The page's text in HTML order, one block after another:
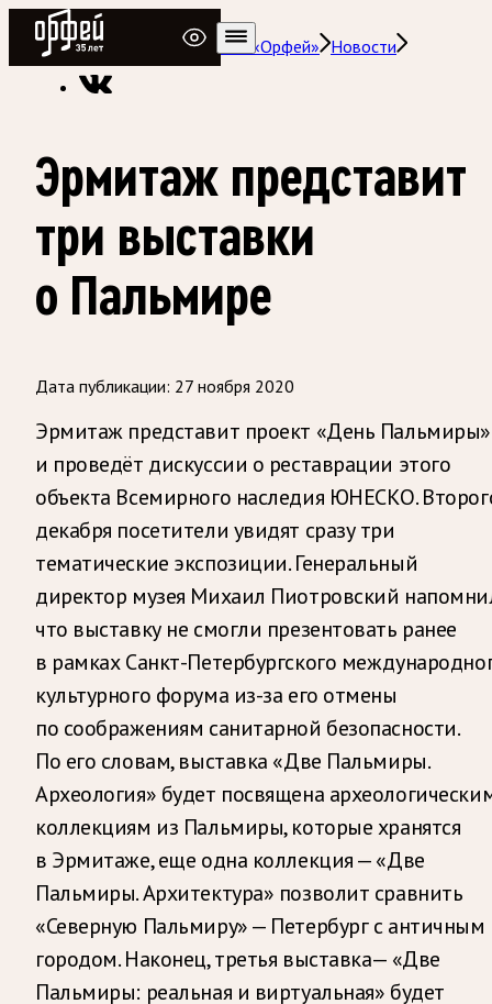
Радио Орфей
Радио классической музыки «Орфей» Новости
Эрмитаж представит
три выставки
о Пальмире
Дата публикации: 27 ноября 2020
Эрмитаж представит проект «День Пальмиры»
и проведёт дискуссии о реставрации этого
объекта Всемирного наследия ЮНЕСКО.
декабря посетители увидят сразу три
тематические экспозиции. Генеральный
директор музея Михаил Пиотровский
что выставку не смогли презентовать ранее
в рамках Санкт-Петербургского
культурного форума из-за его отмены
по соображениям санитарной безопасности.
По его словам, выставка «Две Пальмиры.
Археология» будет посвящена
коллекциям из Пальмиры, которые хранятся
в Эрмитаже, еще одна коллекция — «Две
Пальмиры. Архитектура» позволит сравнить
«Северную Пальмиру» — Петербург с античным
городом. Наконец, третья выставка— «Две
Пальмиры: реальная и виртуальная» будет